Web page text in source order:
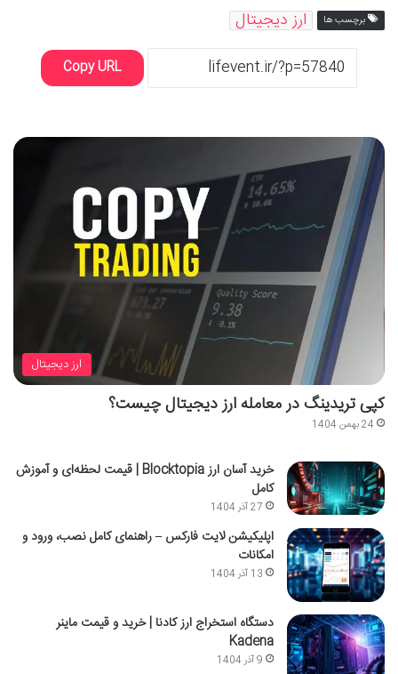
برچسب ها ارز دیجیتال
Copy URL
ارز دیجیتال
کپی تریدینگ در معامله ارز دیجیتال چیست؟
24 بهمن 1404
خرید آسان ارز Blocktopia | قیمت لحظه‌ای و آموزش
کامل
27 آذر 1404
اپلیکیشن لایت فارکس – راهنمای کامل نصب، ورود و
امکانات
13 آذر 1404
دستگاه استخراج ارز کادنا | خرید و قیمت ماینر
Kadena
9 آذر 1404